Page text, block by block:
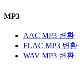
MP3
AAC MP3 변환
FLAC MP3 변환
WAV MP3 변환